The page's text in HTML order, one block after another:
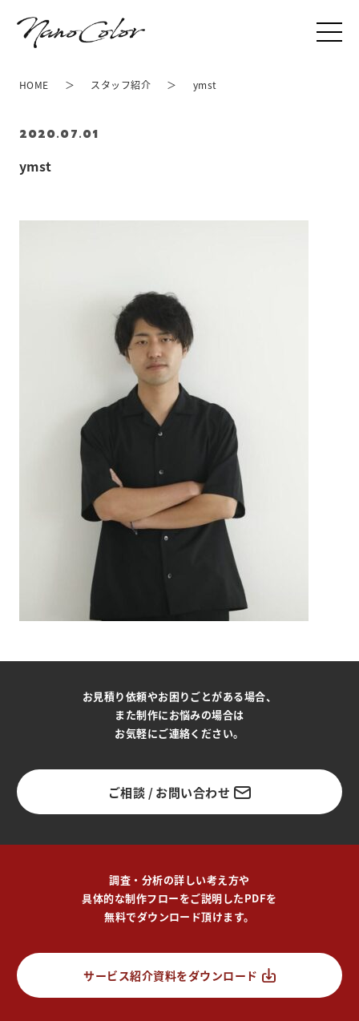
ymst
2020.07.01
HOME スタッフ紹介 ymst
お見積り依頼やお困りごとがある場合、
また制作にお悩みの場合は
お気軽にご連絡ください。
ご相談 / お問い合わせ
調査・分析の詳しい考え方や
具体的な制作フローをご説明したPDFを
無料でダウンロード頂けます。
サービス紹介資料をダウンロード